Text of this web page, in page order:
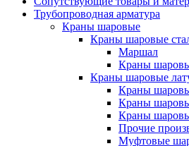
Трубопроводная арматура
Краны шаровые
Краны шаровые
Маршал
Краны
Краны шаровые
Краны
Краны
Краны
Прочие
Муфтовые